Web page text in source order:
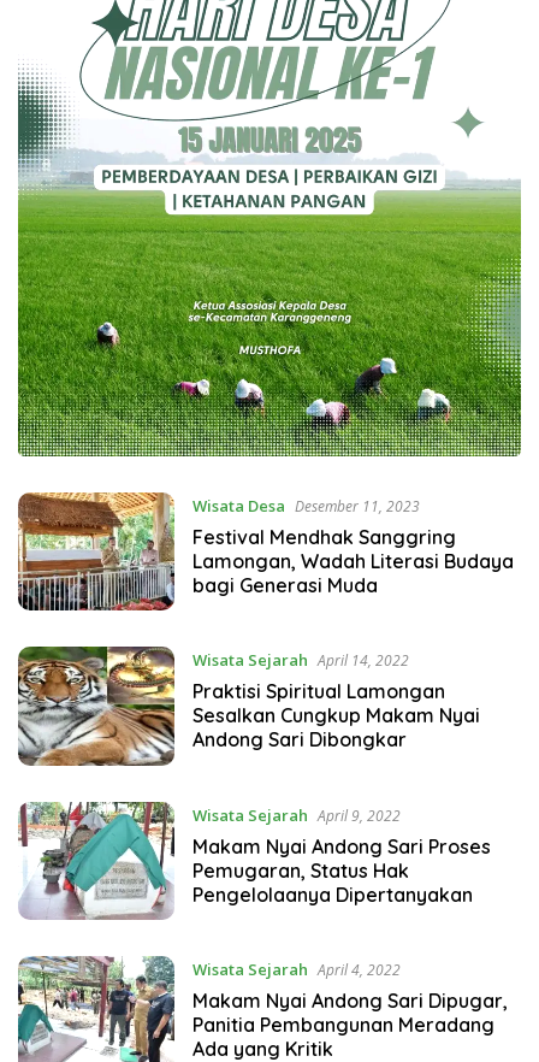
Wisata Desa Desember 11, 2023
Festival Mendhak Sanggring
Lamongan, Wadah Literasi Budaya
bagi Generasi Muda
Wisata Sejarah April 14, 2022
Praktisi Spiritual Lamongan
Sesalkan Cungkup Makam Nyai
Andong Sari Dibongkar
Wisata Sejarah April 9, 2022
Makam Nyai Andong Sari Proses
Pemugaran, Status Hak
Pengelolaanya Dipertanyakan
Wisata Sejarah April 4, 2022
Makam Nyai Andong Sari Dipugar,
Panitia Pembangunan Meradang
Ada yang Kritik